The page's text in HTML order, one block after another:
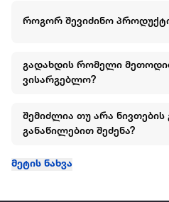
როგორ შევიძინო
გადახდის რომელი
ვისარგებლო?
შემიძლია თუ არა ნივთების
განაწილებით შეძენა?
მეტის ნახვა